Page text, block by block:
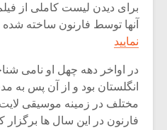
برای دیدن لیست کاملی از
آنها توسط فارنون ساخته شده
نمایید
در اواخر دهه چهل او نامی
انگلستان بود و از آن پس به
مختلف در زمینه موسیقی
فارنون در این سال ها برگزار